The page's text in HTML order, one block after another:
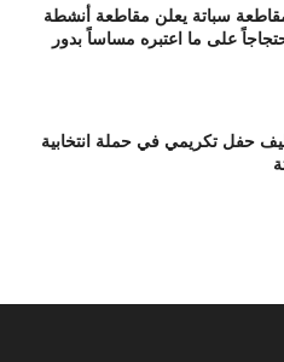
سباتة يعلن مقاطعة أنشطة
على ما اعتبره مساساً بدور
حفل تكريمي في حملة انتخابية